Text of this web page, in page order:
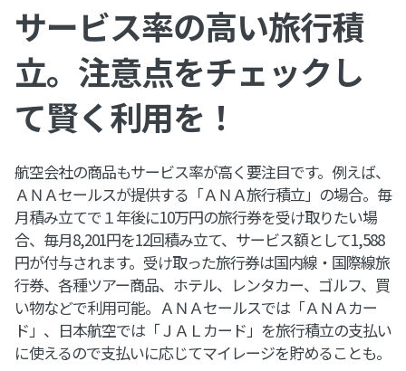
サービス率の高い旅行積
立。注意点をチェックし
て賢く利用を！
航空会社の商品もサービス率が高く要注目です。例えば、
ＡＮＡセールスが提供する「ＡＮＡ旅行積立」の場合。毎
月積み立てで１年後に10万円の旅行券を受け取りたい場
合、毎月8,201円を12回積み立て、サービス額として1,588
円が付与されます。受け取った旅行券は国内線・国際線旅
行券、各種ツアー商品、ホテル、レンタカー、ゴルフ、買
い物などで利用可能。ＡＮＡセールスでは「ＡＮＡカー
ド」、日本航空では「ＪＡＬカード」を旅行積立の支払い
に使えるので支払いに応じてマイレージを貯めることも。